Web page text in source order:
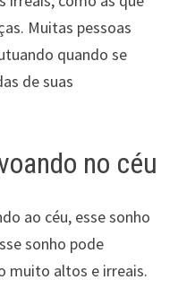
Muitas pessoas
quando se
de suas
no céu
ao céu, esse sonho
sonho pode
muito altos e irreais.